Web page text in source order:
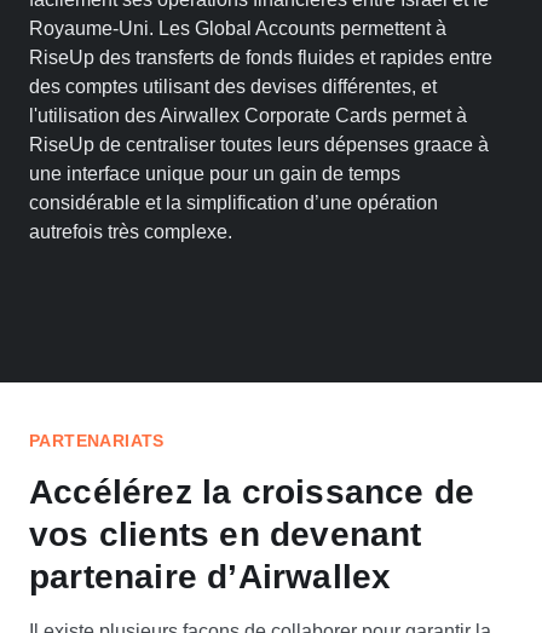
Royaume-Uni. Les Global Accounts permettent à
RiseUp des transferts de fonds fluides et rapides entre
des comptes utilisant des devises différentes, et
l'utilisation des Airwallex Corporate Cards permet à
RiseUp de centraliser toutes leurs dépenses graace à
une interface unique pour un gain de temps
considérable et la simplification d’une opération
autrefois très complexe.
PARTENARIATS
Accélérez la croissance de
vos clients en devenant
partenaire d’Airwallex